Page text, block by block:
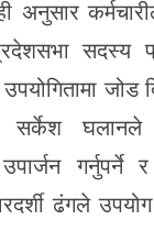
अनुसार
सदस्य
जोड
सर्केश
गर्नुपर्ने
ढंगले